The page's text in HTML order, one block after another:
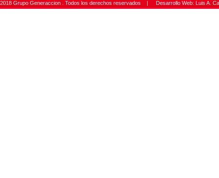
2018 Grupo Generaccion . Todos los derechos reservados | Desarrollo Web: Luis